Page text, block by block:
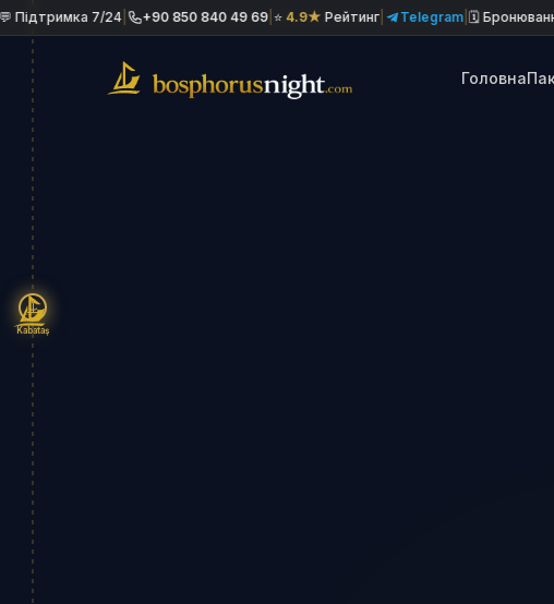
Kabataş
7/24| +90 850 840 49 69|⭐4.9★Рейтинг| Telegram 🗓 Бронювання в день
Головна